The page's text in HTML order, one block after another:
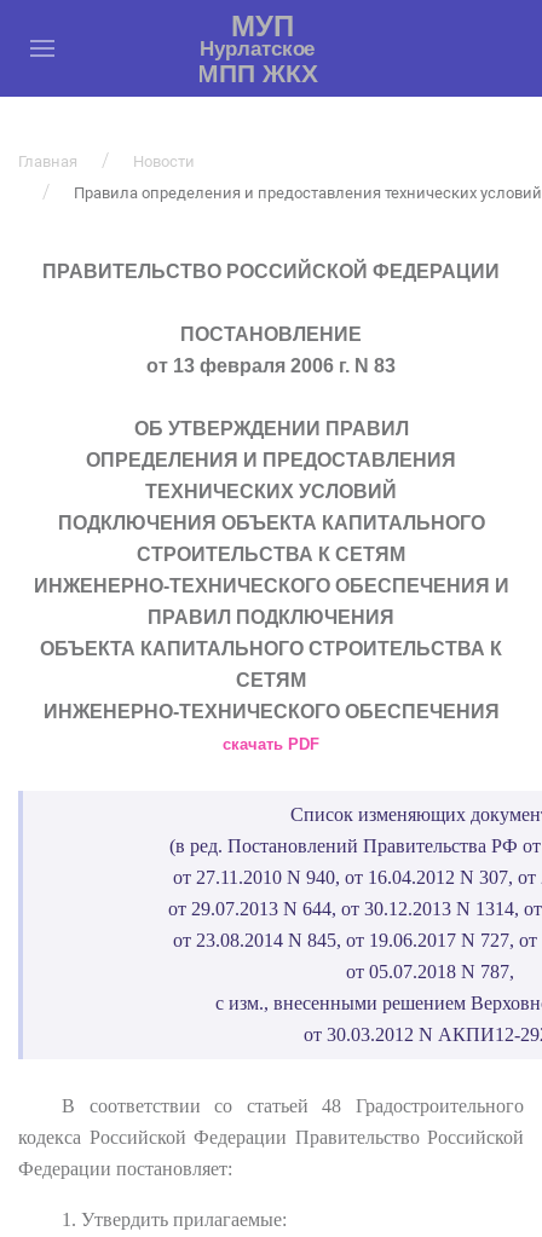
Главная
Новости
Правила определения и предоставления технических условий
ПРАВИТЕЛЬСТВО РОССИЙСКОЙ ФЕДЕРАЦИИ
ПОСТАНОВЛЕНИЕ
от 13 февраля 2006 г. N 83
ОБ УТВЕРЖДЕНИИ ПРАВИЛ
ОПРЕДЕЛЕНИЯ И ПРЕДОСТАВЛЕНИЯ
ТЕХНИЧЕСКИХ УСЛОВИЙ
ПОДКЛЮЧЕНИЯ ОБЪЕКТА КАПИТАЛЬНОГО
СТРОИТЕЛЬСТВА К СЕТЯМ
ИНЖЕНЕРНО-ТЕХНИЧЕСКОГО ОБЕСПЕЧЕНИЯ И
ПРАВИЛ ПОДКЛЮЧЕНИЯ
ОБЪЕКТА КАПИТАЛЬНОГО СТРОИТЕЛЬСТВА К
СЕТЯМ
ИНЖЕНЕРНО-ТЕХНИЧЕСКОГО ОБЕСПЕЧЕНИЯ
скачать PDF
Список изменяющих
(в ред. Постановлений Правительства РФ
от 27.11.2010 N 940, от 16.04.2012 N 307,
от 29.07.2013 N 644, от 30.12.2013 N 1314,
от 23.08.2014 N 845, от 19.06.2017 N 727,
от 05.07.2018 N 787,
с изм., внесенными решением
от 30.03.2012 N АКПИ12-
В соответствии со статьей 48 Градостроительного
кодекса Российской Федерации Правительство Российской
Федерации постановляет:
1. Утвердить прилагаемые: